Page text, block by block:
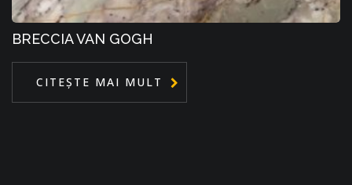
BRECCIA VAN GOGH
CITEȘTE MAI MULT